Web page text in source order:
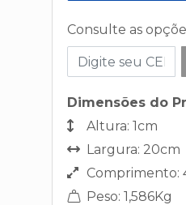
Consulte as
Dimensões do
Altura: 1cm
Largura: 20cm
Comprimento:
Peso: 1,586Kg